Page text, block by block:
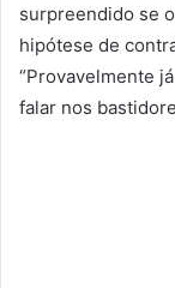
surpreendido se
hipótese de
“Provavelmente
falar nos